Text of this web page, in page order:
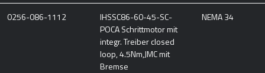
0256-086-1112
IHSSC86-60-45-SC-
POCA Schrittmotor mit
integr. Treiber closed
loop, 4.5Nm,JMC mit
Bremse
NEMA 34